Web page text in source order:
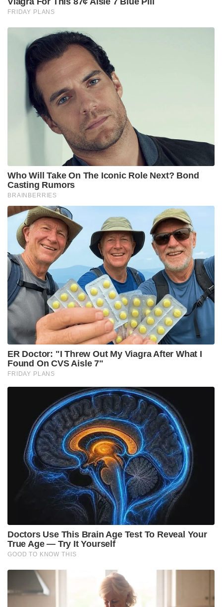
കുടുംബത്തെ ഗുജറാത്തിലേക്ക് മാറ്റാനായി സതീഷ്
അദ്ദേഹത്തിന് ആവശ്യമായി വന്നു. ട്രാൻസ്ഫർ
സർട്ടിഫിക്കറ്റ് വാങ്ങാനായി സ്കൂളിലെത്തിയ
സതീഷിനെ രുദാഗിയും സംഘവും ചേർന്ന്
തടഞ്ഞുവെയ്ക്കുകയായിരുന്നു. സ്വകാര്യ
ഫോട്ടോകളും വീഡിയോകളും കാണിച്ച ശേഷം 20
ലക്ഷം രൂപ നൽകണമെന്നും അല്ലാത്തപക്ഷം ഇത്
കുടുംബത്തിന് അയച്ചു കൊടുക്കുമെന്നും സാഗർ
ആവശ്യപ്പെട്ടു.
അവരുമായി കാര്യങ്ങൾ വിശദീകരിക്കാൻ
ശ്രമിച്ചതായും 15 ലക്ഷം രൂപ നൽകാമെന്ന്
വിലപേശിയതായും പ്രാരംഭ കൈമാറ്റമായി 1.9 ലക്ഷം
രൂപ നൽകിയതായും സതീഷ് പറഞ്ഞു. എന്നാൽ ഇവർ
സതീഷിനെ പിന്തുടർന്ന്
ഭീഷണിപ്പെടുത്തുകയായിരുന്നുവെന്നും പോലീസ്
പറയുന്നു. മാർച്ച് 17 ന്, രുദാഗി അദ്ദേഹത്തെ
ഫോണിൽ വിളിച്ച് വീണ്ടും പണം
ആവശ്യപ്പെടുകയായിരുന്നു. ഒരു മുൻ പോലീസ്
ഉദ്യോഗസ്ഥന് 5 ലക്ഷം രൂപയും സാഗറിനും
കാലെയ്ക്കും ഓരോ ലക്ഷം രൂപയും, ബാക്കി 8 ലക്ഷം
രൂപ രുദാഗിയ്ക്കും നൽകണമെന്നായിരുന്നു ആവശ്യം.
ഈ സംഭവം സതീഷ് പോലീസിനെ
വിളിച്ചറിയിക്കുകയും ചെയ്തു. പോലീസ് ഉദ്യോഗസ്ഥന്
ഈ സംഘങ്ങളുമായി യാതൊരു ബന്ധവുമില്ലെന്നും
സതീഷിനെ ഭീഷണിപ്പെടുത്താനായാണ് അവർ
പോലീസിൻറെ പേരുപയോഗിച്ചതെന്നും മനസ്സിലായി.
ഇതേ തുടർന്ന് നടന്ന അന്വേഷണത്തിൽ രുദാഗി,
സാഗർ, കാലെ എന്നിവരെ അറസ്റ്റ് ചെയ്ത് 14
ദിവസത്തേക്ക് ജുഡീഷ്യൽ കസ്റ്റഡിയിൽ വിട്ടു.
teacher arrested extortion sivani rudagi arrested